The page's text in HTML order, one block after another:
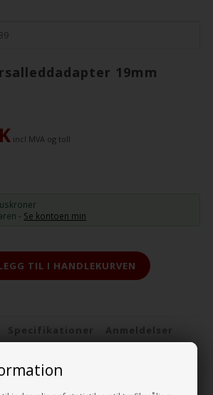
19mm
incl MVA og toll
- Se kontoen min
Specifikationer Anmeldelser
19mm for campingvogn
enklere å justere støttebenene på